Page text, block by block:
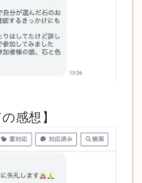
感想】